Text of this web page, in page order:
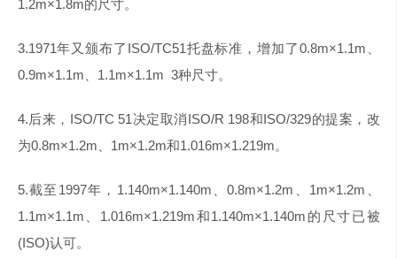
1.2m×1.8m的尺寸。
3.1971年又颁布了ISO/TC51托盘标准，增加了0.8m×1.1m、
0.9m×1.1m、1.1m×1.1m 3种尺寸。
4.后来，ISO/TC 51决定取消ISO/R 198和ISO/329的提案，改
为0.8m×1.2m、1m×1.2m和1.016m×1.219m。
5.截至1997年，1.140m×1.140m、0.8m×1.2m、1m×1.2m、
1.1m×1.1m、1.016m×1.219m和1.140m×1.140m的尺寸已被
(ISO)认可。